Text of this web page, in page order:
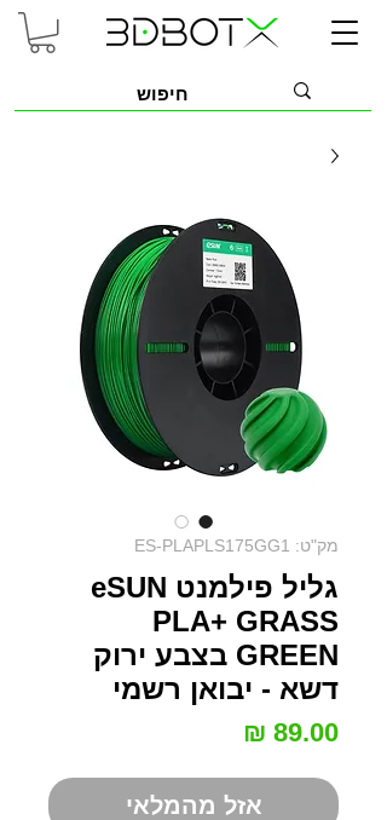
מק"ט: ES-PLAPLS175GG1
גליל פילמנט eSUN
PLA+ GRASS
GREEN בצבע ירוק
דשא - יבואן רשמי
אזל מהמלאי